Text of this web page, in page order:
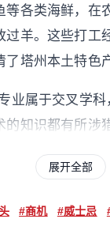
等各类海鲜，在
过羊。这些打工
塔州本土特色
属于交叉学科
知识都有所涉
连锁琴行设计了
敲开了当地职场
育部、电力公司
展开全部
#商机 #威士忌